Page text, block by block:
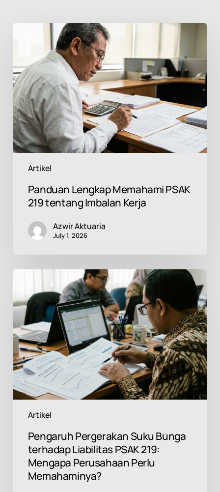
Artikel
Memahami
219
tentang
Imbalan
Kerja
Panduan Lengkap Memahami PSAK
219 tentang Imbalan Kerja
Azwir Aktuaria
July 1, 2026
Artikel
Suku
Bunga
terhadap
Liabilitas
PSAK
219:
Mengapa
Perusahaan
Perlu
Memahaminya?
Pengaruh Pergerakan Suku Bunga
terhadap Liabilitas PSAK 219:
Mengapa Perusahaan Perlu
Memahaminya?